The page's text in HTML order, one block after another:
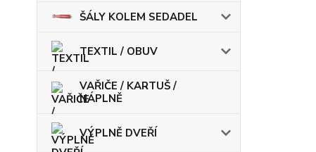
ŠÁLY KOLEM SEDADEL
TEXTIL / OBUV
VAŘIČE / KARTUŠ /
NÁPLNĚ
VÝPLNĚ DVEŘÍ